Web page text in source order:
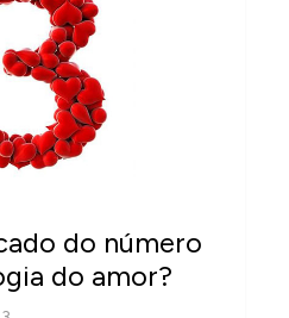
do número
do amor?